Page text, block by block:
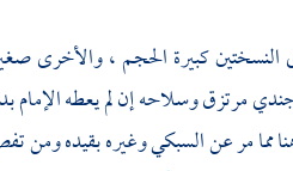
كبيرة الحجم ، والأخرى
مرتزق وسلاحه إن لم يعطه الإمام
مما مر عنالسبكيوغيره بقيده ومن